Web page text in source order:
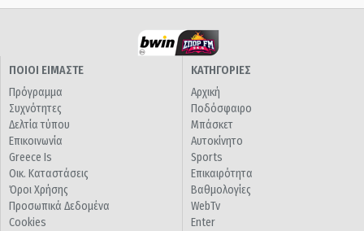
ΠΟΙΟΙ ΕΙΜΑΣΤΕ
Πρόγραμμα
Συχνότητες
Δελτία τύπου
Επικοινωνία
Greece Is
Οικ. Καταστάσεις
Όροι Χρήσης
Προσωπικά Δεδομένα
Cookies
ΚΑΤΗΓΟΡΙΕΣ
Αρχική
Ποδόσφαιρο
Μπάσκετ
Αυτοκίνητο
Sports
Επικαιρότητα
Βαθμολογίες
WebTv
Enter